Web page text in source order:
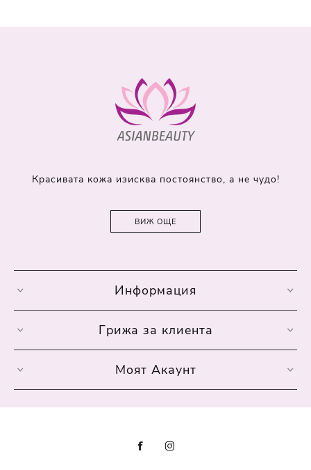
Красивата кожа изисква постоянство, а не чудо!
ВИЖ ОЩЕ
Информация
Грижа за клиента
Моят Акаунт